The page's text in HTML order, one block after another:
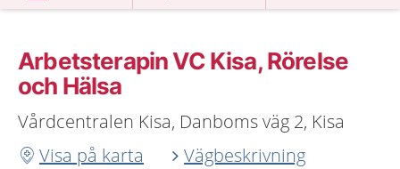
Arbetsterapin VC Kisa, Rörelse
och Hälsa
Vårdcentralen Kisa, Danboms väg 2, Kisa
Visa på karta
Vägbeskrivning